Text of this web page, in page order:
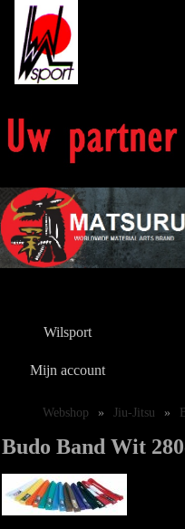
Wilsport
Mijn account
Webshop » Jiu-Jitsu »
Budo Band Wit